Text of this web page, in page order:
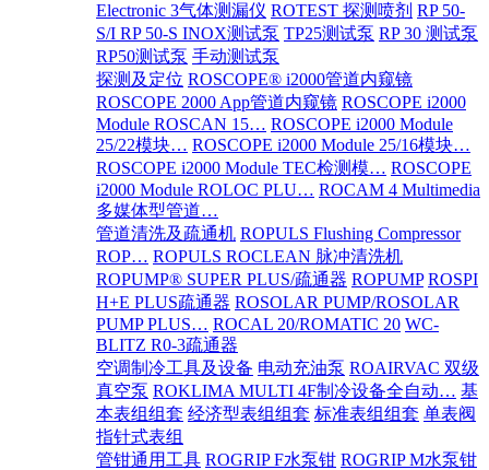
Electronic 3气体测漏仪 ROTEST 探测喷剂 RP 50-
S/I RP 50-S INOX测试泵 TP25测试泵 RP 30 测试泵
RP50测试泵 手动测试泵
探测及定位 ROSCOPE® i2000管道内窥镜
ROSCOPE 2000 App管道内窥镜 ROSCOPE i2000
Module ROSCAN 15… ROSCOPE i2000 Module
25/22模块… ROSCOPE i2000 Module 25/16模块…
ROSCOPE i2000 Module TEC检测模… ROSCOPE
i2000 Module ROLOC PLU… ROCAM 4 Multimedia
多媒体型管道…
管道清洗及疏通机 ROPULS Flushing Compressor
ROP… ROPULS ROCLEAN 脉冲清洗机
ROPUMP® SUPER PLUS/疏通器 ROPUMP ROSPI
H+E PLUS疏通器 ROSOLAR PUMP/ROSOLAR
PUMP PLUS… ROCAL 20/ROMATIC 20 WC-
BLITZ R0-3疏通器
空调制冷工具及设备 电动充油泵 ROAIRVAC 双级
真空泵 ROKLIMA MULTI 4F制冷设备全自动… 基
本表组组套 经济型表组组套 标准表组组套 单表阀
指针式表组
管钳通用工具 ROGRIP F水泵钳 ROGRIP M水泵钳